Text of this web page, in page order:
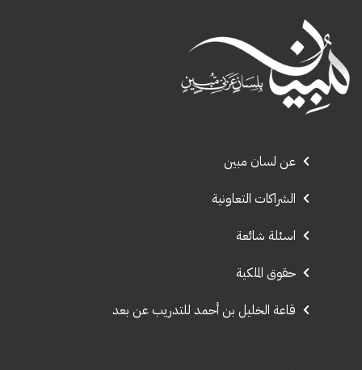
عن لسان مبين
الشراكات التعاونية
اسئلة شائعة
حقوق الملكية
قاعة الخليل بن أحمد للتدريب عن بعد